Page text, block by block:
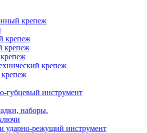
крепеж
крепеж
крепеж
крепеж
губцевый инструмент
наборы.
ударно-режущий инструмент